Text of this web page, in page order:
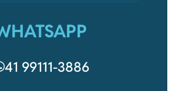
41 99111-3886